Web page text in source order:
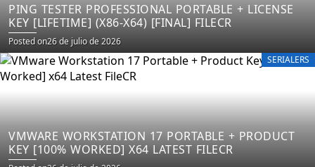
PING TESTER PROFESSIONAL PORTABLE + LICENSE
KEY [LIFETIME] (X86-X64) [FINAL] FILECR
Posted on26 de julio de 2026
SERIALERS
VMWARE WORKSTATION 17 PORTABLE + PRODUCT
KEY [100% WORKED] X64 LATEST FILECR